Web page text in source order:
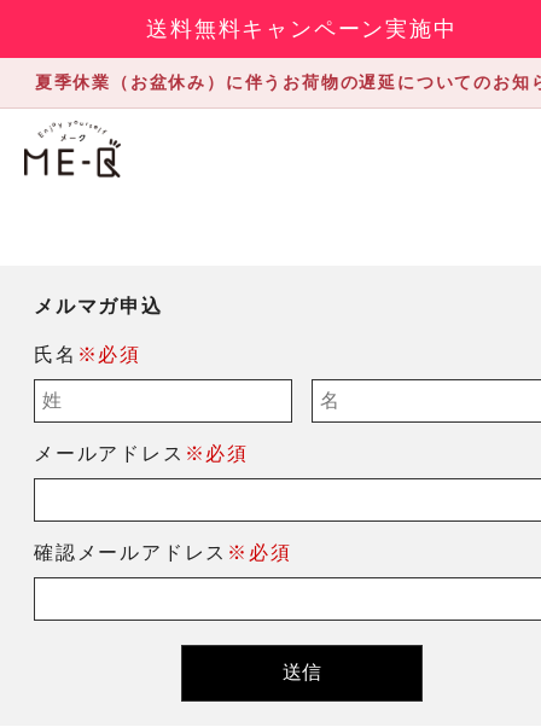
送料無料キャンペーン実施中
夏季休業（お盆休み）に伴うお荷物の遅延についてのお知
メルマガ申込
氏名 ※必須
メールアドレス ※必須
確認メールアドレス ※必須